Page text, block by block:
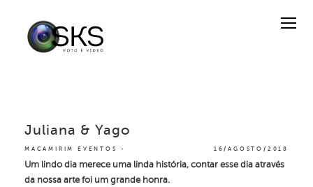
MACAMIRIM EVENTOS 16/AGOSTO/2018
Juliana & Yago
Um lindo dia merece uma linda história, contar esse dia através
da nossa arte foi um grande honra.